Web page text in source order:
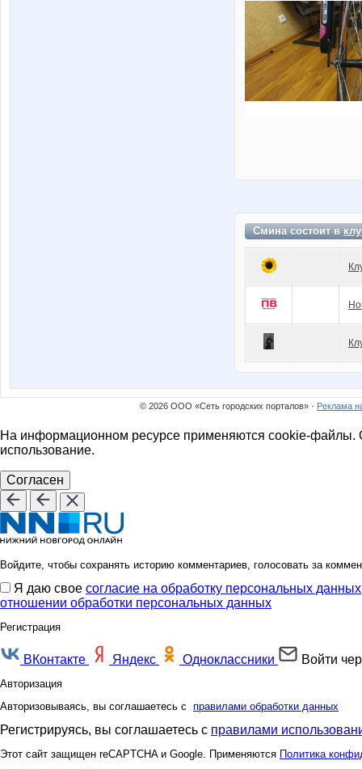
Смина состоит в
© 2026 ООО «Сеть городских порталов» · Реклама
На информационном ресурсе применяются cookie-файлы.
использование.
Согласен
Войдите, чтобы сохранять историю комментариев, голосовать за
Я даю свое согласие на обработку персональных данных
отношении обработки персональных данных
Регистрация
ВКонтакте Яндекс Одноклассники Войти
Авторизация
Авторизовываясь, вы соглашаетесь с правилами обработки данных
Регистрируясь, вы соглашаетесь с правилами
Этот сайт защищен reCAPTCHA и Google. Применяются Политика